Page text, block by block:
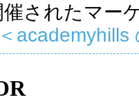
催されたマー
＜academyhills